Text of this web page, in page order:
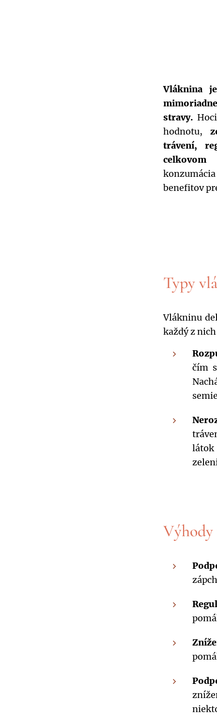
Vláknina
stravy.
hodnotu,
trávení,
benefitov
Typy
Vlákninu
každý z
čím